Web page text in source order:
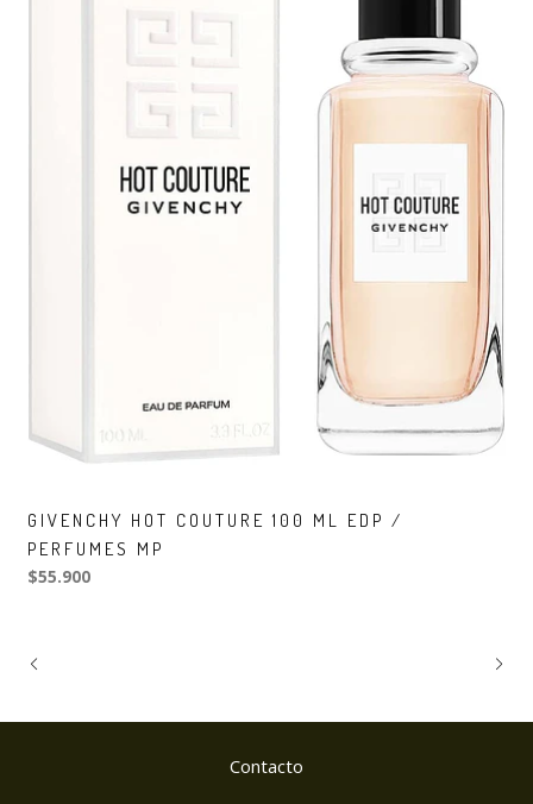
GIVENCHY HOT COUTURE 100 ML EDP /
PERFUMES MP
$55.900
Contacto